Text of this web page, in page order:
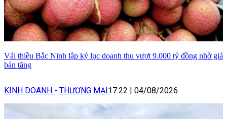
Vải thiều Bắc Ninh lập kỷ lục doanh thu vượt 9.000 tỷ đồng nhờ giá
bán tăng
KINH DOANH - THƯƠNG MẠI 17:22 04/08/2026